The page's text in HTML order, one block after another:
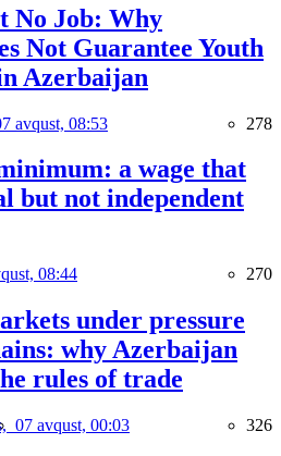
No Job: Why
Not Guarantee Youth
Azerbaijan
avqust, 08:53 278
a wage that
but not independent
08:44 270
under pressure
why Azerbaijan
rules of trade
07 avqust, 00:03 326